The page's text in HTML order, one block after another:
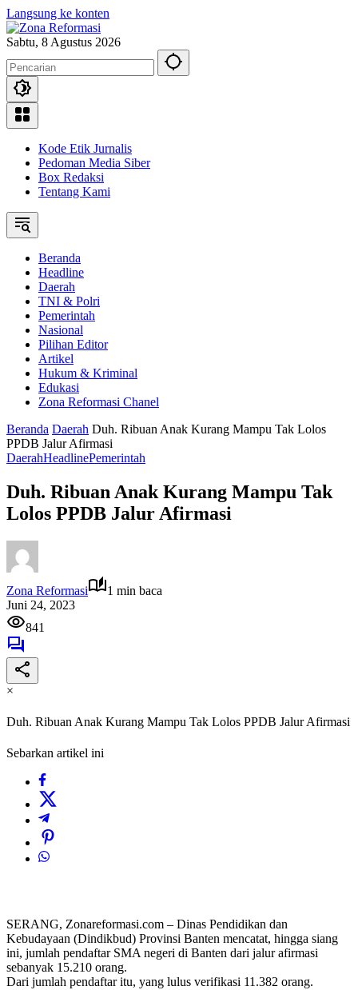
Langsung ke konten
Sabtu, 8 Agustus 2026
Kode Etik Jurnalis
Pedoman Media Siber
Box Redaksi
Tentang Kami
Beranda
Headline
Daerah
TNI & Polri
Pemerintah
Nasional
Pilihan Editor
Artikel
Hukum & Kriminal
Edukasi
Zona Reformasi Chanel
Beranda Daerah Duh. Ribuan Anak Kurang Mampu Tak Lolos
PPDB Jalur Afirmasi
DaerahHeadlinePemerintah
Duh. Ribuan Anak Kurang Mampu Tak
Lolos PPDB Jalur Afirmasi
Zona Reformasi
1 min baca
Juni 24, 2023
841
×
Duh. Ribuan Anak Kurang Mampu Tak Lolos PPDB Jalur Afirmasi
Sebarkan artikel ini
SERANG, Zonareformasi.com – Dinas Pendidikan dan
Kebudayaan (Dindikbud) Provinsi Banten mencatat, hingga siang
ini, jumlah pendaftar SMA negeri di Banten dari jalur afirmasi
sebanyak 15.210 orang.
Dari jumlah pendaftar itu, yang lulus verifikasi 11.382 orang.